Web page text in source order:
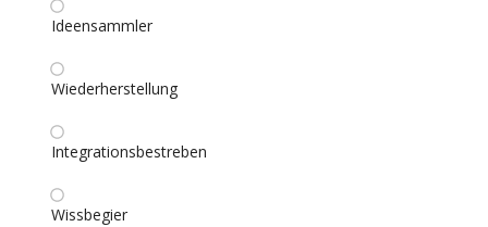
Ideensammler
Wiederherstellung
Integrationsbestreben
Wissbegier